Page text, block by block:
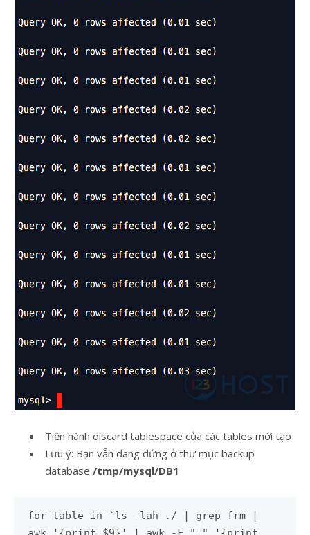
Tiền hành discard tablespace của các tables mới tạo
Lưu ý: Bạn vẫn đang đứng ở thư mục backup
database /tmp/mysql/DB1
for table in `ls -lah ./ | grep frm |